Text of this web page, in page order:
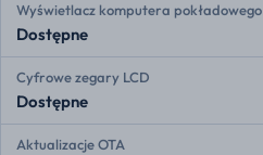
Wyświetlacz komputera pokładowego
Dostępne
Cyfrowe zegary LCD
Dostępne
Aktualizacje OTA